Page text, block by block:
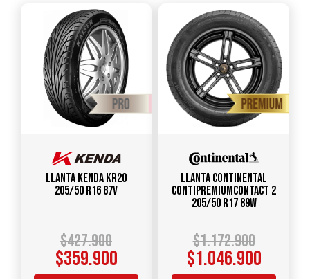
Llanta KENDA KR20
205/50 R16 87V
$427.900
$359.900
Llanta CONTINENTAL
ContiPremiumContact 2
205/50 R17 89W
$1.172.900
$1.046.900